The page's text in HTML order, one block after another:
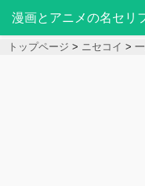
漫画とアニメの名セリ
トップページ ニセコイ